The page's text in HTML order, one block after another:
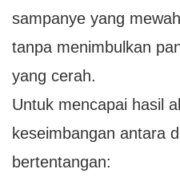
sampanye yang
tanpa menimbulkan
yang cerah.
Untuk mencapai hasil
keseimbangan antara
bertentangan: